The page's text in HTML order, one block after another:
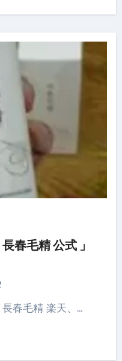
春毛精 公式 」
春毛精 楽天、…